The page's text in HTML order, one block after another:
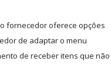
fornecedor oferece opções
de adaptar o menu
de receber itens que não